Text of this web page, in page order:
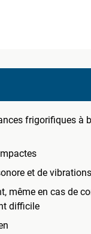
frigorifiques à
et de
même en cas de
difficile